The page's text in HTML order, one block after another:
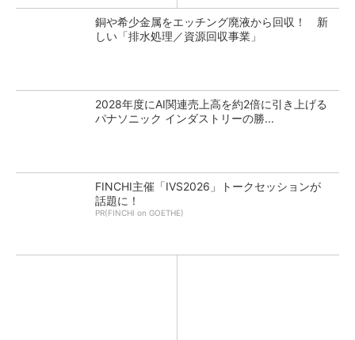
銅や希少金属をエッチング廃液から回収！ 新
しい「排水処理／資源回収事業」
2028年度にAI関連売上高を約2倍に引き上げる
パナソニック インダストリーの勝...
FINCHI主催「IVS2026」トークセッションが
話題に！
PR(FINCHI on GOETHE)